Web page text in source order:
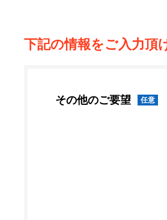
下記の情報をご入力頂
その他のご要望 任意